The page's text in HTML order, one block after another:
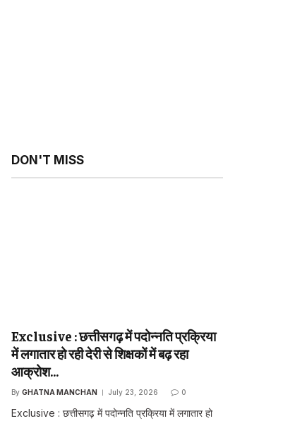
DON'T MISS
Exclusive : छत्तीसगढ़ में पदोन्नति प्रक्रिया
में लगातार हो रही देरी से शिक्षकों में बढ़ रहा
आक्रोश…
By GHATNA MANCHAN July 23, 2026 0
Exclusive : छत्तीसगढ़ में पदोन्नति प्रक्रिया में लगातार हो